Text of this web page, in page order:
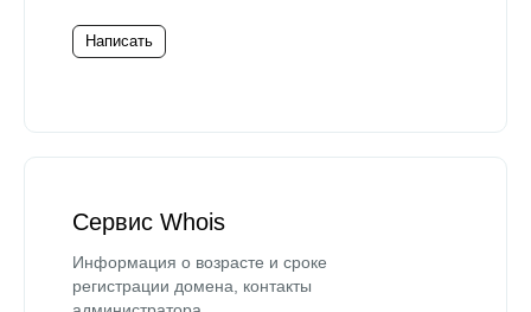
Написать
Сервис Whois
Информация о возрасте и сроке
регистрации домена, контакты